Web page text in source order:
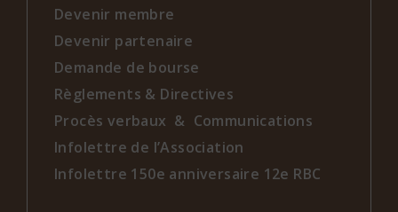
Devenir membre
Devenir partenaire
Demande de bourse
Règlements & Directives
Procès verbaux & Communications
Infolettre de l’Association
Infolettre 150e anniversaire 12e RBC